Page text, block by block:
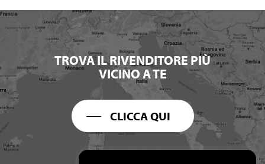
TROVA IL RIVENDITORE PIÙ
VICINO A TE
CLICCA QUI